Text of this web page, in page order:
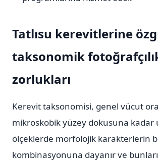
Tatlısu kerevitlerine
taksonomik
zorlukları
Kerevit taksonomisi, genel vücut
mikroskobik yüzey dokusuna kadar
ölçeklerde morfolojik karakterlerin
kombinasyonuna dayanır ve